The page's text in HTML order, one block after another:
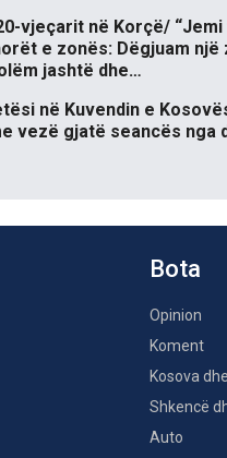
vjeçarit në Korçë/
e zonës: Dëgjuam një
jashtë dhe…
në Kuvendin e
vezë gjatë seancës nga
Bota
Opinion
Koment
Kosova
Shkencë
Auto